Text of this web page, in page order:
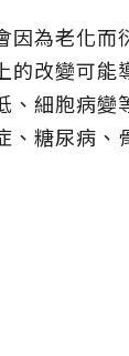
因為老化而
的改變可能
、細胞病變
、糖尿病、